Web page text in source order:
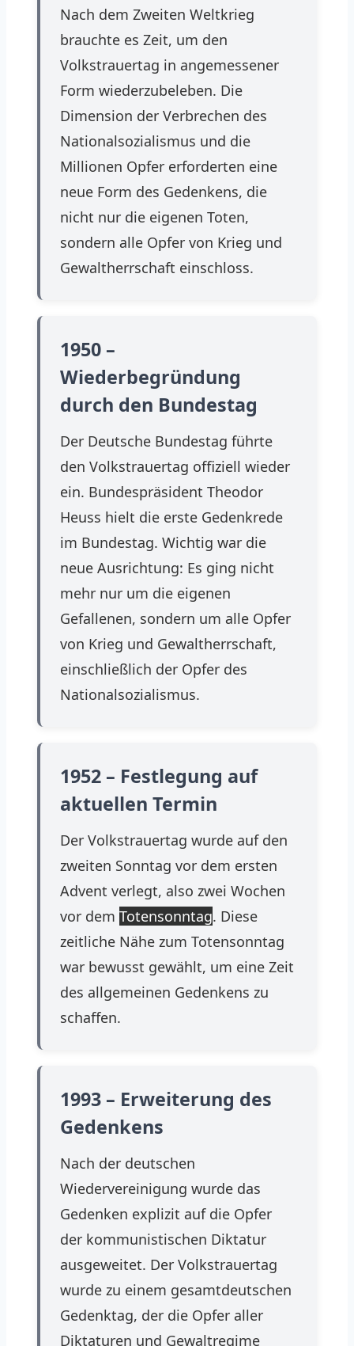
Nach dem Zweiten Weltkrieg
brauchte es Zeit, um den
Volkstrauertag in angemessener
Form wiederzubeleben. Die
Dimension der Verbrechen des
Nationalsozialismus und die
Millionen Opfer erforderten eine
neue Form des Gedenkens, die
nicht nur die eigenen Toten,
sondern alle Opfer von Krieg und
Gewaltherrschaft einschloss.
1950 –
Wiederbegründung
durch den Bundestag
Der Deutsche Bundestag führte
den Volkstrauertag offiziell wieder
ein. Bundespräsident Theodor
Heuss hielt die erste Gedenkrede
im Bundestag. Wichtig war die
neue Ausrichtung: Es ging nicht
mehr nur um die eigenen
Gefallenen, sondern um alle Opfer
von Krieg und Gewaltherrschaft,
einschließlich der Opfer des
Nationalsozialismus.
1952 – Festlegung auf
aktuellen Termin
Der Volkstrauertag wurde auf den
zweiten Sonntag vor dem ersten
Advent verlegt, also zwei Wochen
vor dem Totensonntag. Diese
zeitliche Nähe zum Totensonntag
war bewusst gewählt, um eine Zeit
des allgemeinen Gedenkens zu
schaffen.
1993 – Erweiterung des
Gedenkens
Nach der deutschen
Wiedervereinigung wurde das
Gedenken explizit auf die Opfer
der kommunistischen Diktatur
ausgeweitet. Der Volkstrauertag
wurde zu einem gesamtdeutschen
Gedenktag, der die Opfer aller
Diktaturen und Gewaltregime